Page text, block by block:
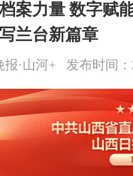
案力量 数字赋
兰台新篇章
报·山河+ 发布时间：